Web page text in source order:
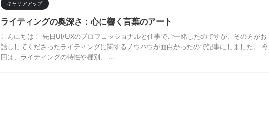
キャリアアップ
ライティングの奥深さ：心に響く言葉のアート
こんにちは！ 先日UI/UXのプロフェッショナルと仕事でご一緒したのですが、その方がお
話ししてくださったライティングに関するノウハウが面白かったので記事にしました。 今
回は、ライティングの特性や種別、 ...